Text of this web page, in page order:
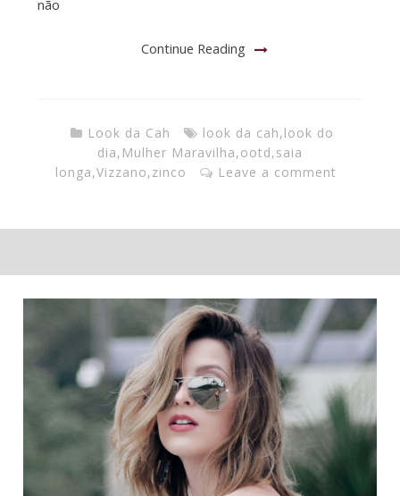
não
Continue Reading
Look da Cah look da cah,look do
dia, Mulher Maravilha,ootd,saia
longa,Vizzano,zinco Leave a comment